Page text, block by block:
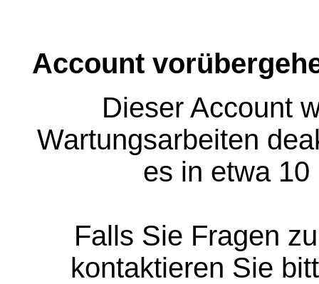
Account
Dieser Account
Wartungsarbeiten
es in etwa
Falls Sie Fragen
kontaktieren Sie